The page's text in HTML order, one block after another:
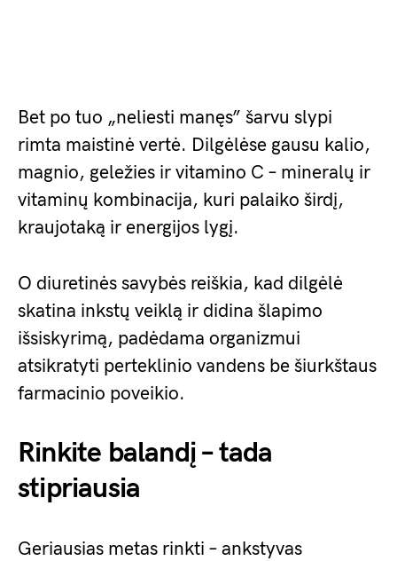
Bet po tuo „neliesti manęs” šarvu slypi
rimta maistinė vertė. Dilgėlėse gausu kalio,
magnio, geležies ir vitamino C – mineralų ir
vitaminų kombinacija, kuri palaiko širdį,
kraujotaką ir energijos lygį.
O diuretinės savybės reiškia, kad dilgėlė
skatina inkstų veiklą ir didina šlapimo
išsiskyrimą, padėdama organizmui
atsikratyti perteklinio vandens be šiurkštaus
farmacinio poveikio.
Rinkite balandį – tada
stipriausia
Geriausias metas rinkti – ankstyvas